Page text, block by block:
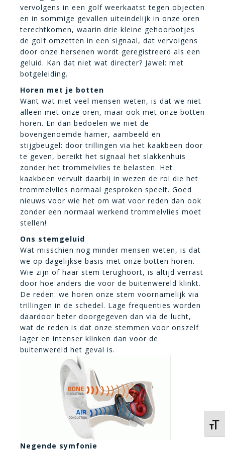
vervolgens in een golf weerkaatst tegen objecten
en in sommige gevallen uiteindelijk in onze oren
terechtkomen, waarin drie kleine gehoorbotjes
de golf omzetten in een signaal, dat vervolgens
door onze hersenen wordt geregistreerd als een
geluid. Kan dat niet wat directer? Jawel: met
botgeleiding.
Horen met je botten
Want wat niet veel mensen weten, is dat we niet
alleen met onze oren, maar ook met onze botten
horen. En dan bedoelen we niet de
bovengenoemde hamer, aambeeld en
stijgbeugel: door trillingen via het kaakbeen door
te geven, bereikt het signaal het slakkenhuis
zonder het trommelvlies te belasten. Het
kaakbeen vervult daarbij in wezen de rol die het
trommelvlies normaal gesproken speelt. Goed
nieuws voor wie het om wat voor reden dan ook
zonder een normaal werkend trommelvlies moet
stellen!
Ons stemgeluid
Wat misschien nog minder mensen weten, is dat
we op dagelijkse basis met onze botten horen.
Wie zijn of haar stem terughoort, is altijd verrast
door hoe anders die voor de buitenwereld klinkt.
De reden: we horen onze stem voornamelijk via
trillingen in de schedel. Lage frequenties worden
daardoor beter doorgegeven dan via de lucht,
wat de reden is dat onze stemmen voor onszelf
lager en intenser klinken dan voor de
buitenwereld het geval is.
Negende symfonie